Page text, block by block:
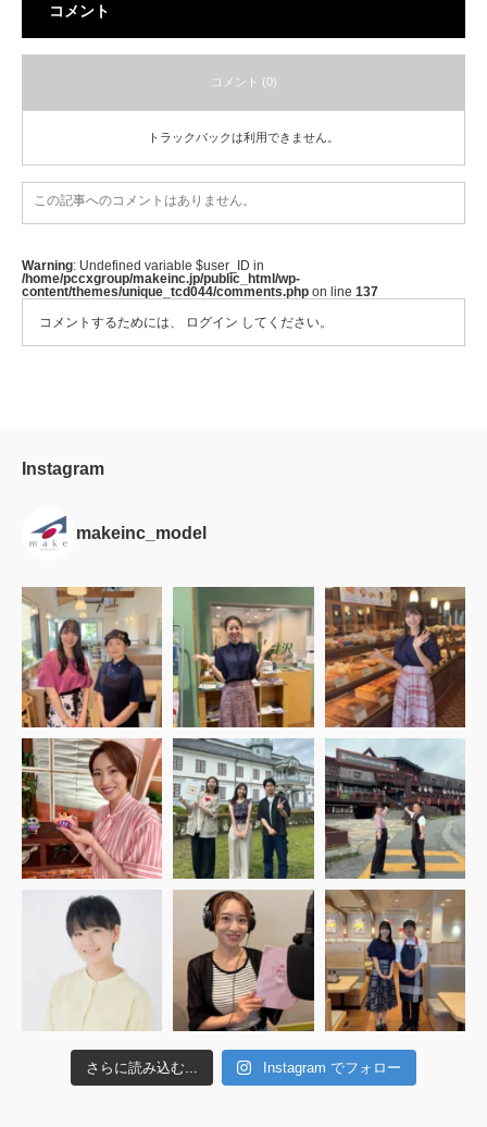
コメント
コメント (0)
トラックバックは利用できません。
この記事へのコメントはありません。
Warning: Undefined variable $user_ID in
/home/pccxgroup/makeinc.jp/public_html/wp-
content/themes/unique_tcd044/comments.php on line 137
コメントするためには、
ログイン してください。
Instagram
makeinc_model
さらに読み込む... Instagram でフォロー